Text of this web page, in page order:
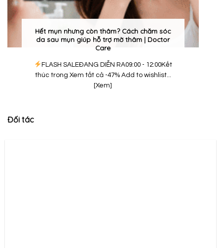
Hết mụn nhưng còn thâm? Cách chăm sóc
da sau mụn giúp hỗ trợ mờ thâm | Doctor
Care
FLASH SALEĐANG DIỄN RA09:00 - 12:00Kết
thúc trong Xem tất cả -47% Add to wishlist...
[Xem]
Đối tác